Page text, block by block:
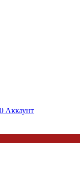
0 Аккаунт